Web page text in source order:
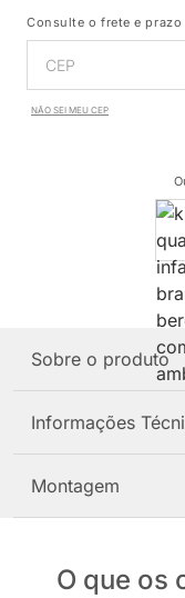
Consulte o frete e prazo
NÃO SEI MEU CEP
Sobre o produto
Informações
Montagem
O que os